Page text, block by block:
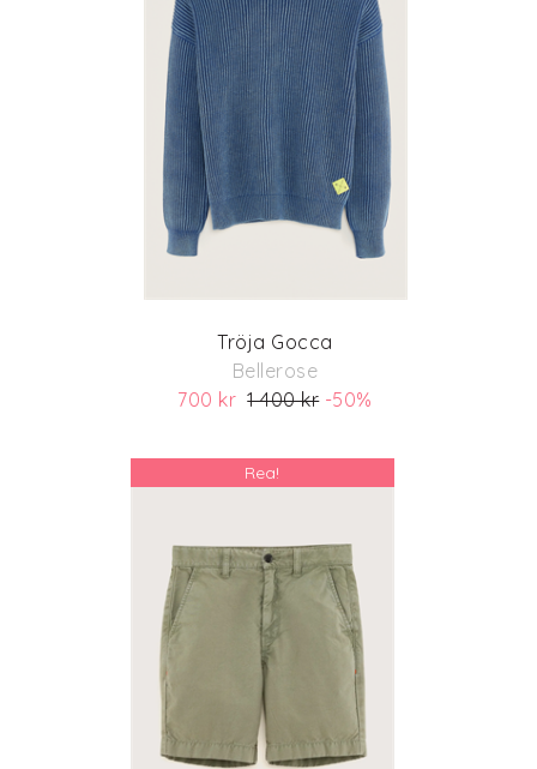
Tröja Gocca
Bellerose
700 kr1 400 kr-50%
Rea!